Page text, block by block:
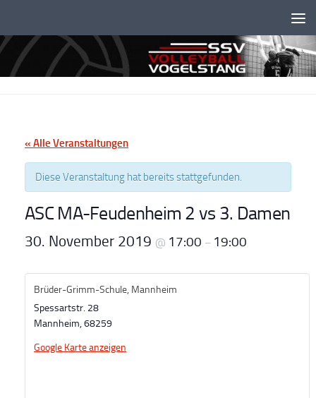
« Alle Veranstaltungen
Diese Veranstaltung hat bereits stattgefunden.
ASC MA-Feudenheim 2 vs 3. Damen
30. November 2019 @ 17:00 – 19:00
Brüder-Grimm-Schule, Mannheim
Spessartstr. 28
Mannheim,68259
Google Karte anzeigen